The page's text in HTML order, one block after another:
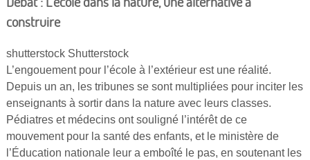
construire
shutterstock Shutterstock
L’engouement pour l’école à l’extérieur est une réalité.
Depuis un an, les tribunes se sont multipliées pour inciter les
enseignants à sortir dans la nature avec leurs classes.
Pédiatres et médecins ont souligné l’intérêt de ce
mouvement pour la santé des enfants, et le ministère de
l’Éducation nationale leur a emboîté le pas, en soutenant les